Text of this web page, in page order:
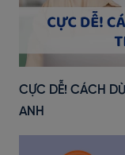
CỰC DỄ! CÁCH
ANH